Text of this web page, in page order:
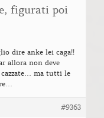
figurati poi
dire anke lei caga!!
allora non deve
ma tutti le
#9363